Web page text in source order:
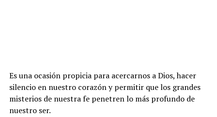
Es una ocasión propicia para acercarnos a Dios, hacer
silencio en nuestro corazón y permitir que los grandes
misterios de nuestra fe penetren lo más profundo de
nuestro ser.